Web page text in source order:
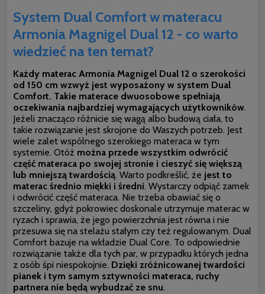
System Dual Comfort w materacu
Armonia Magnigel Dual 12 - co warto
wiedzieć na ten temat?
Każdy materac Armonia Magnigel Dual 12 o szerokości
od 150 cm wzwyż jest wyposażony w system Dual
Comfort. Takie materace dwuosobowe spełniają
oczekiwania najbardziej wymagających użytkowników.
Jeżeli znacząco różnicie się wagą albo budową ciała, to
takie rozwiązanie jest skrojone do Waszych potrzeb. Jest
wiele zalet wspólnego szerokiego materaca w tym
systemie. Otóż można przede wszystkim odwrócić
część materaca po swojej stronie i cieszyć się większą
lub mniejszą twardością. Warto podkreślić, że jest to
materac średnio miękki i średni. Wystarczy odpiąć zamek
i odwrócić część materaca. Nie trzeba obawiać się o
szczeliny, gdyż pokrowiec doskonale utrzymuje materac w
ryzach i sprawia, że jego powierzchnia jest równa i nie
przesuwa się na stelażu stałym czy też regulowanym. Dual
Comfort bazuje na wkładzie Dual Core. To odpowiednie
rozwiązanie także dla tych par, w przypadku których jedna
z osób śpi niespokojnie. Dzięki zróżnicowanej twardości
pianek i tym samym sztywności materaca, ruchy
partnera nie będą wybudzać ze snu.